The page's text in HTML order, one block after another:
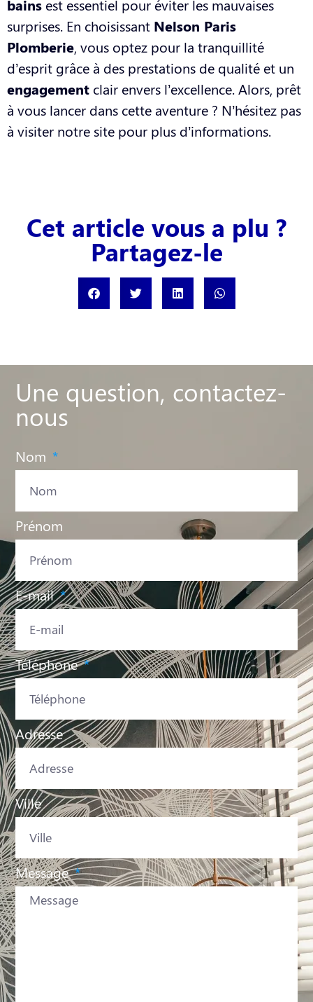
bains est essentiel pour éviter les mauvaises
surprises. En choisissant Nelson Paris
Plomberie, vous optez pour la tranquillité
d’esprit grâce à des prestations de qualité et un
engagement clair envers l’excellence. Alors, prêt
à vous lancer dans cette aventure ? N’hésitez pas
à visiter notre site pour plus d’informations.
Cet article vous a plu ?
Partagez-le
Une question, contactez-
nous
Nom
Prénom
E-mail
Téléphone
Adresse
Ville
Message